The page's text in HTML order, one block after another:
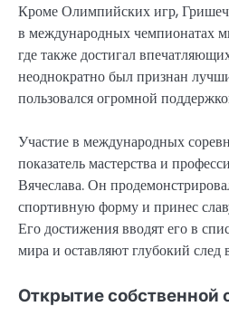
Кроме Олимпийских игр,
в международных чемпионатах
где также достигал
неоднократно был признан
пользовался огромной
Участие в международных
показатель мастерства и
Вячеслава. Он
спортивную форму и принес
Его достижения вводят его в
мира и оставляют глубокий след
Открытие собственной